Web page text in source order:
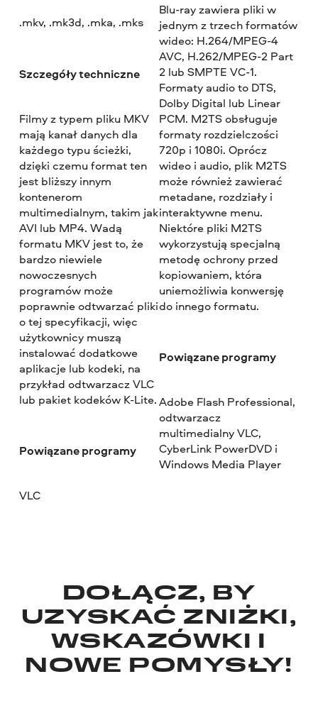
.mkv, .mk3d, .mka, .mks
Szczegóły techniczne
Filmy z typem pliku MKV
mają kanał danych dla
każdego typu ścieżki,
dzięki czemu format ten
jest bliższy innym
kontenerom
multimedialnym, takim jak
AVI lub MP4. Wadą
formatu MKV jest to, że
bardzo niewiele
nowoczesnych
programów może
poprawnie odtwarzać pliki
o tej specyfikacji, więc
użytkownicy muszą
instalować dodatkowe
aplikacje lub kodeki, na
przykład odtwarzacz VLC
lub pakiet kodeków K-Lite.
Powiązane programy
VLC
Blu-ray zawiera pliki w
jednym z trzech formatów
wideo: H.264/MPEG-4
AVC, H.262/MPEG-2 Part
2 lub SMPTE VC-1.
Formaty audio to DTS,
Dolby Digital lub Linear
PCM. M2TS obsługuje
formaty rozdzielczości
720p i 1080i. Oprócz
wideo i audio, plik M2TS
może również zawierać
metadane, rozdziały i
interaktywne menu.
Niektóre pliki M2TS
wykorzystują specjalną
metodę ochrony przed
kopiowaniem, która
uniemożliwia konwersję
do innego formatu.
Powiązane programy
Adobe Flash Professional,
odtwarzacz
multimedialny VLC,
CyberLink PowerDVD i
Windows Media Player
DOŁĄCZ, BY
UZYSKAĆ ZNIŻKI,
WSKAZÓWKI I
NOWE POMYSŁY!